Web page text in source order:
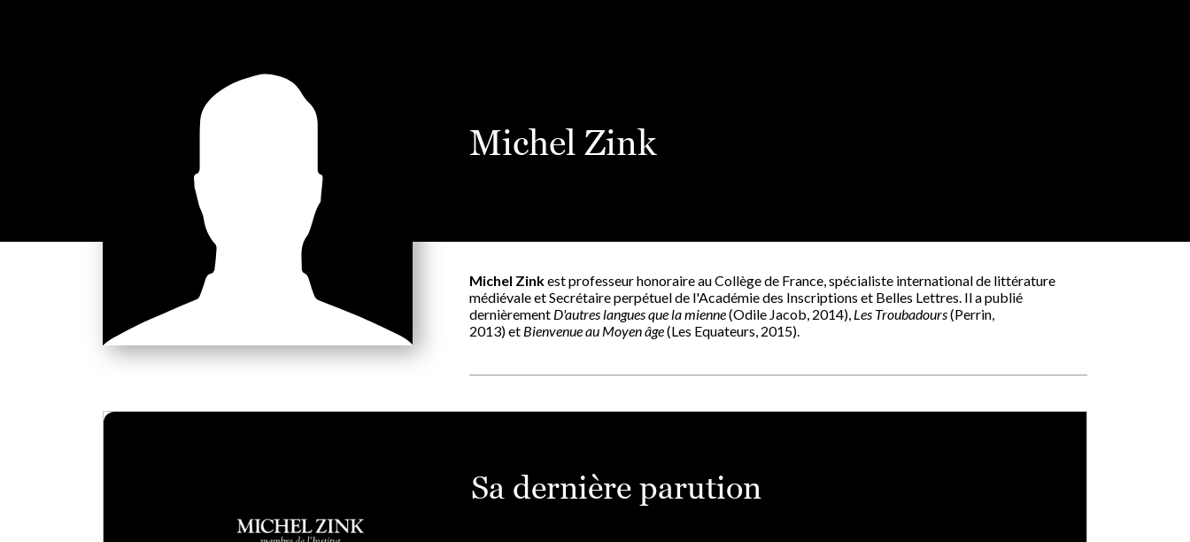
Michel Zink
Michel Zinkest professeur honoraire au Collège de France, spécialiste international de littérature
médiévale et Secrétaire perpétuel de l'Académie des Inscriptions et Belles Lettres. Il a publié
dernièrement D'autres langues que la mienne(Odile Jacob, 2014), Les Troubadours(Perrin,
2013) et Bienvenue au Moyen âge(Les Equateurs, 2015).
Sa dernière parution